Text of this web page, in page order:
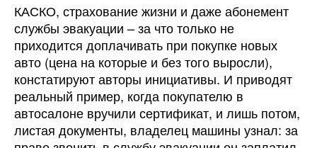
КАСКО, страхование жизни и даже абонемент
службы эвакуации – за что только не
приходится доплачивать при покупке новых
авто (цена на которые и без того выросли),
констатируют авторы инициативы. И приводят
реальный пример, когда покупателю в
автосалоне вручили сертификат, и лишь потом,
листая документы, владелец машины узнал: за